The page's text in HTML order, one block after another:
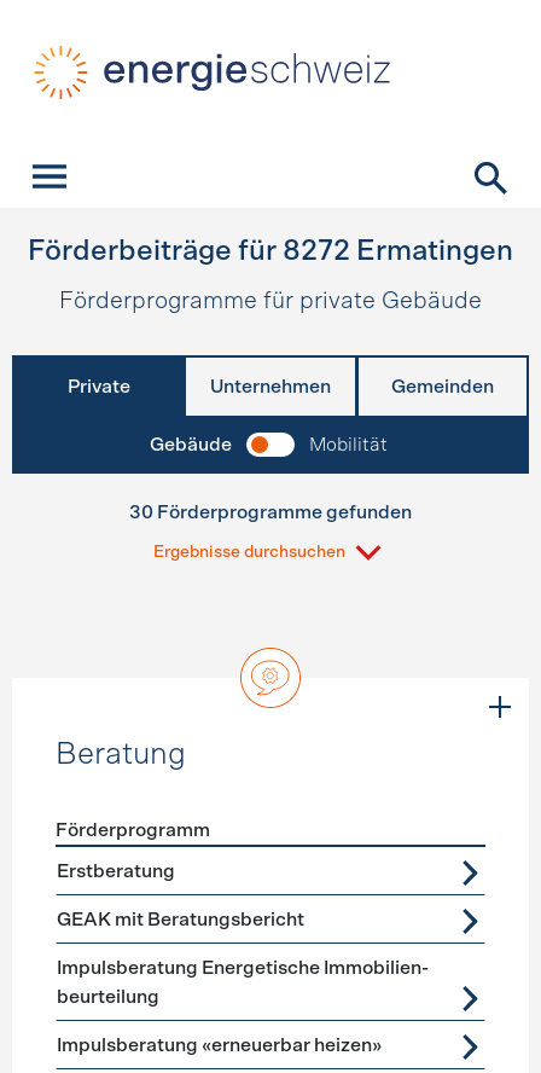
Förderbeiträge für 8272 Ermatingen
Förderprogramme für private Gebäude
Private Unternehmen Gemeinden
Gebäude Mobilität
30 Förderprogramme gefunden
Ergebnisse durchsuchen
Beratung
Förderprogramme
Förderprogramm
Erstberatung
GEAK mit Beratungsbericht
Impuls­beratung Energetische Immobilien­
beurteilung
Impulsberatung «erneuerbar heizen»